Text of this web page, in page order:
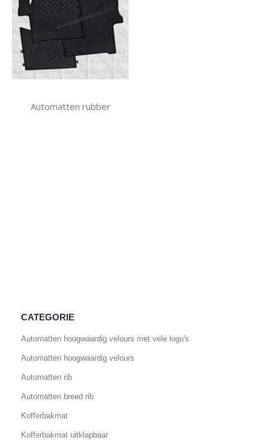
Automatten rubber
CATEGORIE
Automatten hoogwaardig velours met vele logo's
Automatten hoogwaardig velours
Automatten rib
Automatten breed rib
Kofferbakmat
Kofferbakmat uitklapbaar